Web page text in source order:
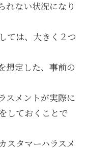
れない状況になり
ては、大きく２つ
想定した、事前の
スメントが実際に
しておくことで
スタマーハラスメ